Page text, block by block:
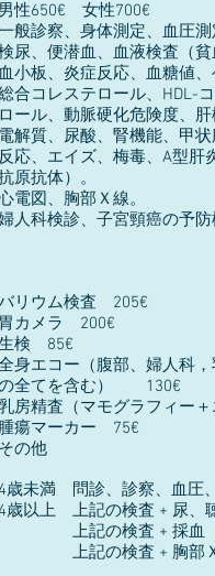
性650€ 女性700€
定、血圧測定、視
液検査（貧血、白
血糖値、ヘモグロ
ル、HDL-コレステ
危険度、肝機能、
機能、甲状腺刺激
毒、A型肝炎、B型
。
Ｘ線。
頸癌の予防検査
リウム検査 205€
200€
、婦人科，乳房、
む） 130€
ラフィー＋エコ
ー 75€
未満 問診、診察、血
査 + 尿、聴力
+ 採血 広範
胸部Ｘ線、